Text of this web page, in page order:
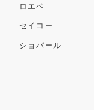
ロエベ
セイコー
ショパール